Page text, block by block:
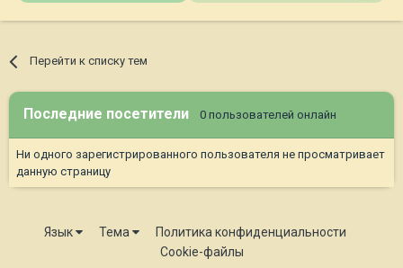
Перейти к списку тем
Последние посетители 0 пользователей онлайн
Ни одного зарегистрированного пользователя не просматривает
данную страницу
Язык Тема
Политика конфиденциальности
Cookie-файлы